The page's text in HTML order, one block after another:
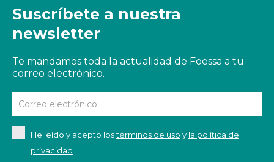
Suscríbete a nuestra
newsletter
Te mandamos toda la actualidad de Foessa a tu
correo electrónico.
He leído y acepto lostérminos de uso y la política de
privacidad